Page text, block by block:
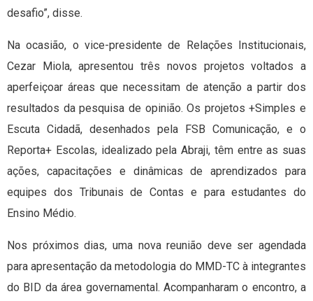
desafio”, disse.
Na ocasião, o vice-presidente de Relações Institucionais,
Cezar Miola, apresentou três novos projetos voltados a
aperfeiçoar áreas que necessitam de atenção a partir dos
resultados da pesquisa de opinião. Os projetos +Simples e
Escuta Cidadã, desenhados pela FSB Comunicação, e o
Reporta+ Escolas, idealizado pela Abraji, têm entre as suas
ações, capacitações e dinâmicas de aprendizados para
equipes dos Tribunais de Contas e para estudantes do
Ensino Médio.
Nos próximos dias, uma nova reunião deve ser agendada
para apresentação da metodologia do MMD-TC à integrantes
do BID da área governamental. Acompanharam o encontro, a